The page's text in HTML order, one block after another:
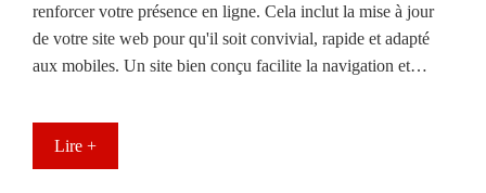
renforcer votre présence en ligne. Cela inclut la mise à jour
de votre site web pour qu'il soit convivial, rapide et adapté
aux mobiles. Un site bien conçu facilite la navigation et…
Lire +